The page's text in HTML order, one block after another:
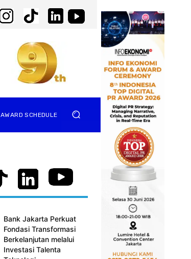
AWARD SCHEDULE
Bank Jakarta Perkuat
Fondasi Transformasi
Berkelanjutan melalui
Investasi Talenta